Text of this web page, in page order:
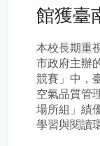
館獲臺
本校長期重
市政府主辦
競賽」中，
空氣品質管
場所組」績
學習與閱讀